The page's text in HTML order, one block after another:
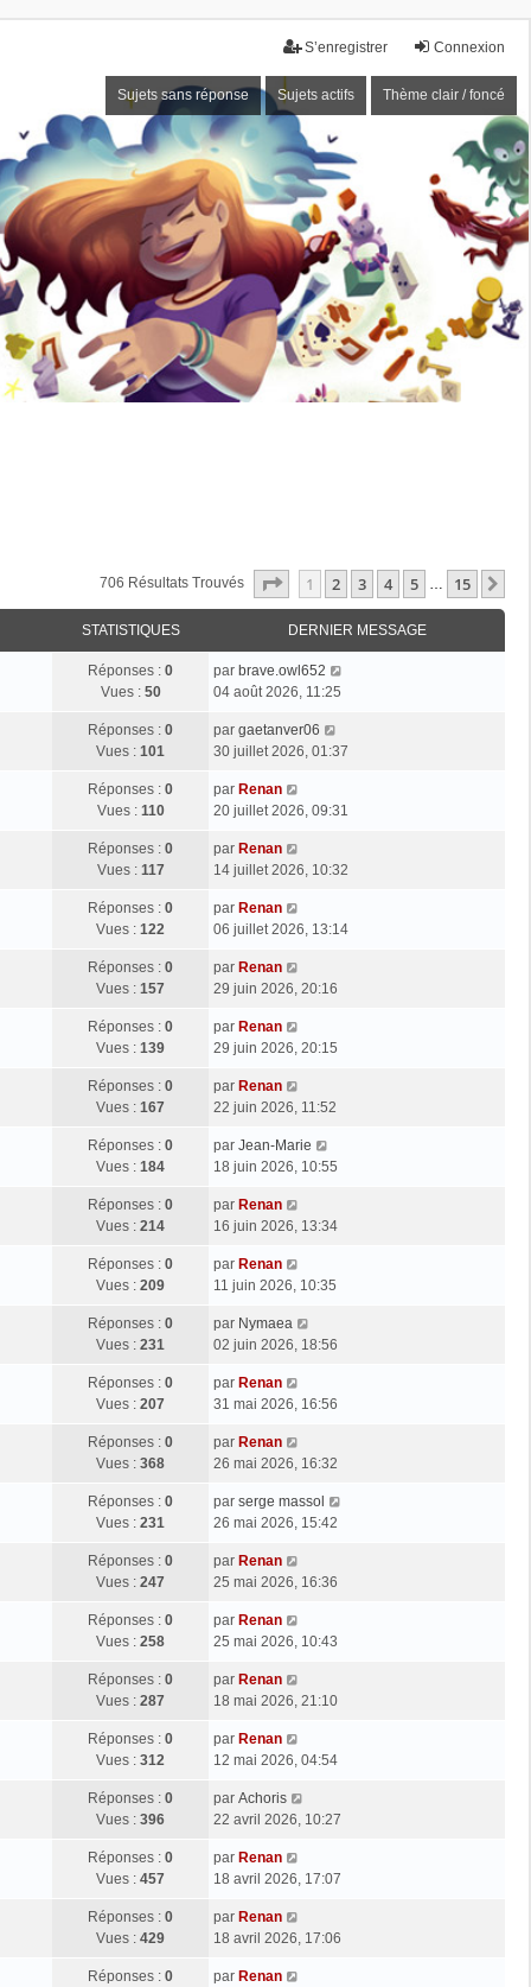
Connexion
S’enregistrer
Sujets sans réponse Sujets actifs Thème clair / foncé
706 Résultats Trouvés Page Sur15
1 2 3 4 5 … 15
STATISTIQUES DERNIER MESSAGE
Réponses : 0
Vues : 50
par brave.owl652
04 août 2026, 11:25
Réponses : 0
Vues : 101
par gaetanver06
30 juillet 2026, 01:37
Réponses : 0
Vues : 110
par Renan
20 juillet 2026, 09:31
Réponses : 0
Vues : 117
par Renan
14 juillet 2026, 10:32
Réponses : 0
Vues : 122
par Renan
06 juillet 2026, 13:14
Réponses : 0
Vues : 157
par Renan
29 juin 2026, 20:16
Réponses : 0
Vues : 139
par Renan
29 juin 2026, 20:15
Réponses : 0
Vues : 167
par Renan
22 juin 2026, 11:52
Réponses : 0
Vues : 184
par Jean-Marie
18 juin 2026, 10:55
Réponses : 0
Vues : 214
par Renan
16 juin 2026, 13:34
Réponses : 0
Vues : 209
par Renan
11 juin 2026, 10:35
Réponses : 0
Vues : 231
par Nymaea
02 juin 2026, 18:56
Réponses : 0
Vues : 207
par Renan
31 mai 2026, 16:56
Réponses : 0
Vues : 368
par Renan
26 mai 2026, 16:32
Réponses : 0
Vues : 231
par serge massol
26 mai 2026, 15:42
Réponses : 0
Vues : 247
par Renan
25 mai 2026, 16:36
Réponses : 0
Vues : 258
par Renan
25 mai 2026, 10:43
Réponses : 0
Vues : 287
par Renan
18 mai 2026, 21:10
Réponses : 0
Vues : 312
par Renan
12 mai 2026, 04:54
Réponses : 0
Vues : 396
par Achoris
22 avril 2026, 10:27
Réponses : 0
Vues : 457
par Renan
18 avril 2026, 17:07
Réponses : 0
Vues : 429
par Renan
18 avril 2026, 17:06
Réponses : 0
par Renan